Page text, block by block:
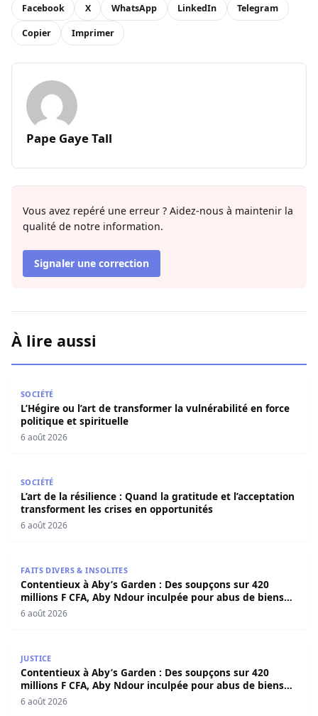
Facebook X WhatsApp LinkedIn Telegram
Copier Imprimer
Pape Gaye Tall
Vous avez repéré une erreur ? Aidez-nous à maintenir la
qualité de notre information.
Signaler une correction
À lire aussi
SOCIÉTÉ
L’Hégire ou l’art de transformer la vulnérabilité en force
politique et spirituelle
6 août 2026
SOCIÉTÉ
L’art de la résilience : Quand la gratitude et l’acceptation
transforment les crises en opportunités
6 août 2026
FAITS DIVERS & INSOLITES
Contentieux à Aby’s Garden : Des soupçons sur 420
millions F CFA, Aby Ndour inculpée pour abus de biens
sociaux
6 août 2026
JUSTICE
Contentieux à Aby’s Garden : Des soupçons sur 420
millions F CFA, Aby Ndour inculpée pour abus de biens
sociaux
6 août 2026